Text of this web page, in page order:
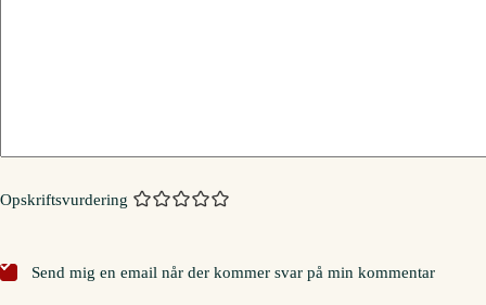
Opskriftsvurdering
Send mig en email når der kommer svar på min kommentar